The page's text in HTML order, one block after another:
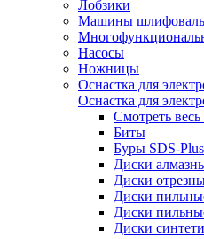
Лобзики
Машины
Насосы
Ножницы
Оснастка для
Оснастка для
Смотреть весь
Биты
Буры SDS-
Диски
Диски
Диски
Диски
Диски